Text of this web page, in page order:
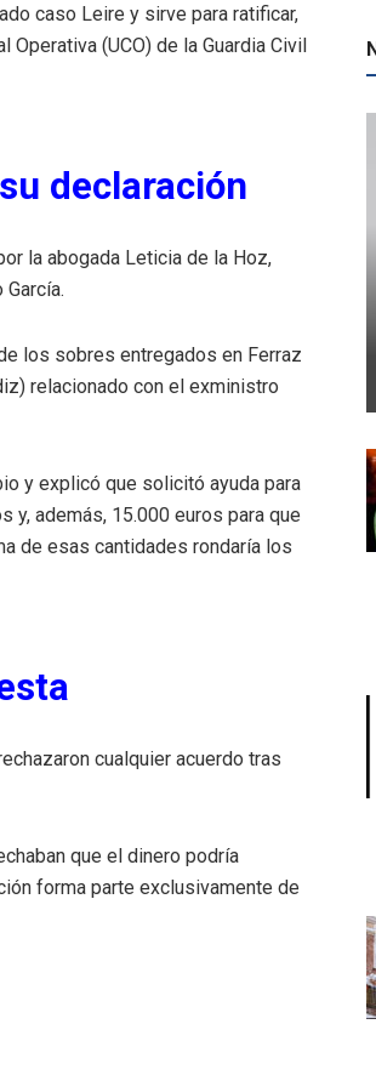
caso Leire y sirve para ratificar,
(UCO) de la Guardia Civil
declaración
la abogada Leticia de la Hoz,
los sobres entregados en Ferraz
relacionado con el exministro
y explicó que solicitó ayuda para
y, además, 15.000 euros para que
de esas cantidades rondaría los
cualquier acuerdo tras
que el dinero podría
forma parte exclusivamente de